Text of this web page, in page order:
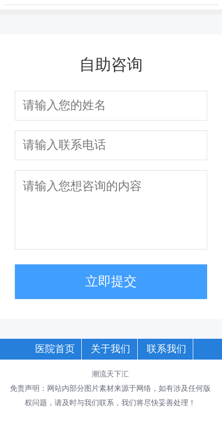
自助咨询
立即提交
医院首页 关于我们 联系我们
潮流天下汇
免责声明：网站内部分图片素材来源于网络，如有涉及任何版
权问题，请及时与我们联系，我们将尽快妥善处理！